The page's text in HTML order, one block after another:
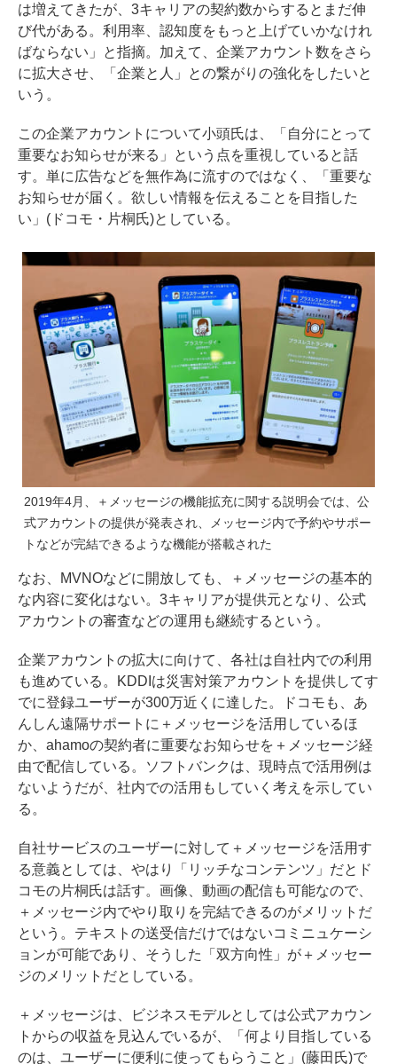
は増えてきたが、3キャリアの契約数からするとまだ伸
び代がある。利用率、認知度をもっと上げていかなけれ
ばならない」と指摘。加えて、企業アカウント数をさら
に拡大させ、「企業と人」との繋がりの強化をしたいと
いう。
この企業アカウントについて小頭氏は、「自分にとって
重要なお知らせが来る」という点を重視していると話
す。単に広告などを無作為に流すのではなく、「重要な
お知らせが届く。欲しい情報を伝えることを目指した
い」(ドコモ・片桐氏)としている。
2019年4月、＋メッセージの機能拡充に関する説明会では、公
式アカウントの提供が発表され、メッセージ内で予約やサポー
トなどが完結できるような機能が搭載された
なお、MVNOなどに開放しても、＋メッセージの基本的
な内容に変化はない。3キャリアが提供元となり、公式
アカウントの審査などの運用も継続するという。
企業アカウントの拡大に向けて、各社は自社内での利用
も進めている。KDDIは災害対策アカウントを提供してす
でに登録ユーザーが300万近くに達した。ドコモも、あ
んしん遠隔サポートに＋メッセージを活用しているほ
か、ahamoの契約者に重要なお知らせを＋メッセージ経
由で配信している。ソフトバンクは、現時点で活用例は
ないようだが、社内での活用もしていく考えを示してい
る。
自社サービスのユーザーに対して＋メッセージを活用す
る意義としては、やはり「リッチなコンテンツ」だとド
コモの片桐氏は話す。画像、動画の配信も可能なので、
＋メッセージ内でやり取りを完結できるのがメリットだ
という。テキストの送受信だけではないコミニュケーシ
ョンが可能であり、そうした「双方向性」が＋メッセー
ジのメリットだとしている。
＋メッセージは、ビジネスモデルとしては公式アカウン
トからの収益を見込んでいるが、「何より目指している
のは、ユーザーに便利に使ってもらうこと」(藤田氏)で